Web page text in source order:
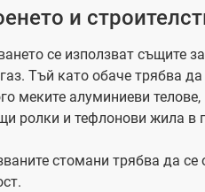
и
се използват същите
Тъй като обаче трябва
меките алуминиеви
ролки и тефлонови жила в
стомани трябва да се